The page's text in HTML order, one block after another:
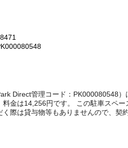
Direct管理コード：PK000080548
金は14,256円です。 この駐車スペ
際は貸与物等もありませんので、契